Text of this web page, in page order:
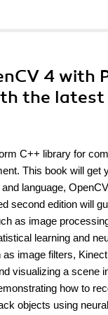
4 with
the latest
C++ library for
This book will
language,
second edition will
as image
learning and
image filters,
visualizing a scene
how to
objects using